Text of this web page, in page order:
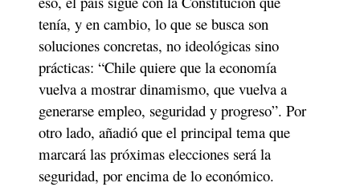
tenía, y en cambio, lo que se busca son
soluciones concretas, no ideológicas sino
prácticas: “Chile quiere que la economía
vuelva a mostrar dinamismo, que vuelva a
generarse empleo, seguridad y progreso”. Por
otro lado, añadió que el principal tema que
marcará las próximas elecciones será la
seguridad, por encima de lo económico.